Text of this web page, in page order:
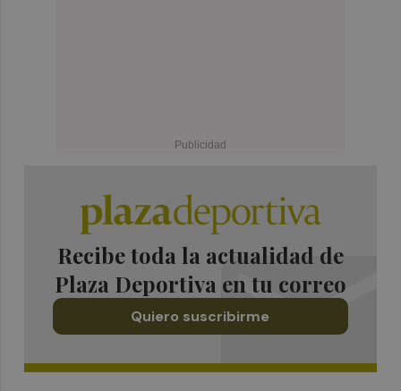
Recibe toda la actualidad de
Plaza Deportiva en tu correo
Quiero suscribirme